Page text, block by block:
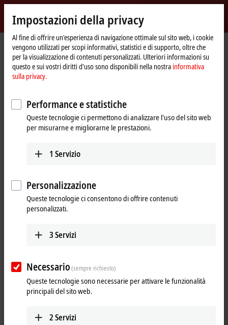
Beckhoff
-
New
Automation
Technology
Pagina
iniziale
Products I/O EtherCAT Terminals ELx9xx | TwinSAFE
ELx9xx | EtherCAT Terminals,
TwinSAFE
Tabular product overview Product finder
The integrated TwinSAFE safety solution is the logical continuation of
into the EtherCAT Terminal system. A large number of TwinSAFE-
capable EtherCAT Terminals are available for securely recording,
processing and outputting safety-relevant signals.
Your selection:
25 items
Reset all filter values
Results:
Loading content ...
Impostazioni della privacy
Al fine di offrire un'esperienza di navigazione ottimale sul sito web, i cookie
vengono utilizzati per scopi informativi, statistici e di supporto, oltre che
per la visualizzazione di contenuti personalizzati. Ulteriori informazioni su
questo e sui vostri diritti d'uso sono disponibili nella nostra informativa
sulla privacy.
Performance e statistiche
Queste tecnologie ci permettono di analizzare l'uso del sito web
per misurarne e migliorarne le prestazioni.
1 Servizio
Personalizzazione
Queste tecnologie ci consentono di offrire contenuti
personalizzati.
3Servizi
Necessario(sempre richiesto)
Queste tecnologie sono necessarie per attivare le funzionalità
principali del sito web.
2Servizi